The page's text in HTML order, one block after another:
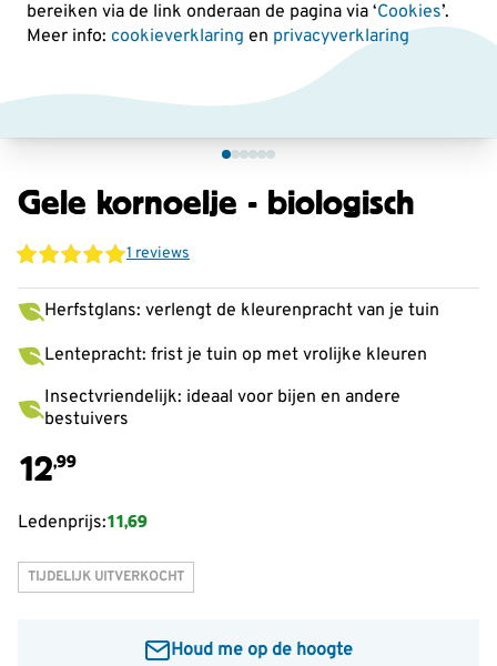
bereiken via de link onderaan de pagina via ‘Cookies’.
Meer info: cookieverklaring en privacyverklaring
Gele kornoelje - biologisch
1 reviews
Herfstglans: verlengt de kleurenpracht van je tuin
Lentepracht: frist je tuin op met vrolijke kleuren
Insectvriendelijk: ideaal voor bijen en andere
bestuivers
12,99
Ledenprijs:11,69
TIJDELIJK UITVERKOCHT
Houd me op de hoogte